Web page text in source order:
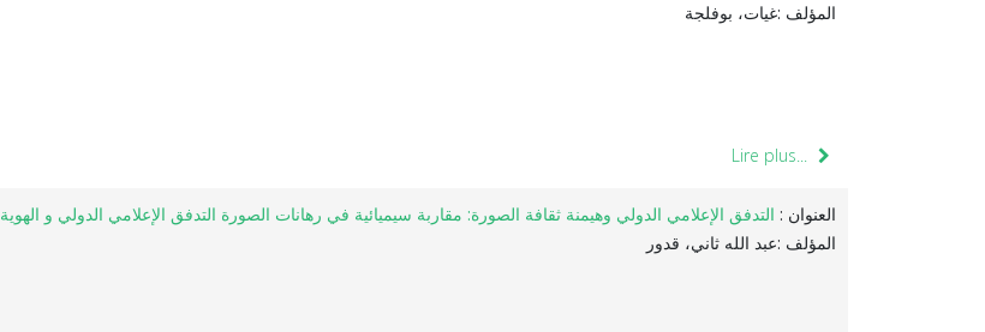
المؤلف :غيات، بوفلجة
Lire plus...
العنوان : التدفق الإعلامي الدولي وهيمنة ثقافة الصورة: مقاربة سيميائية في رهانات الصورة التدفق الإعلامي الدولي و الهوية
المؤلف :عبد الله ثاني، قدور